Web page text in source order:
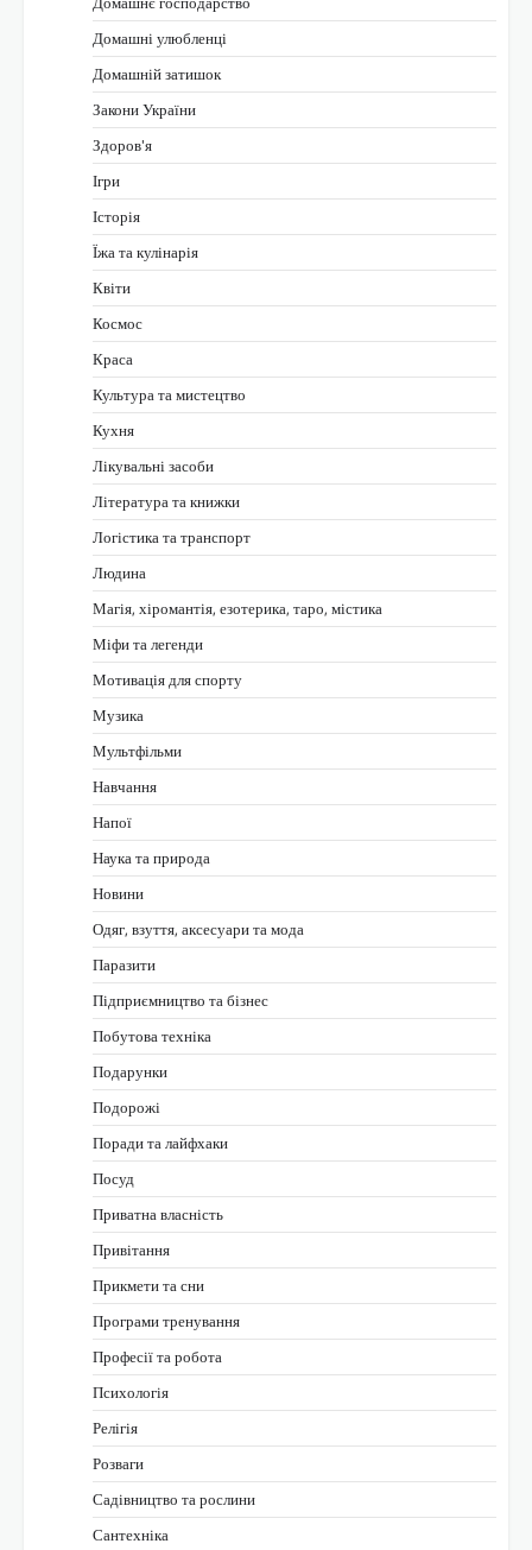
Домашні улюбленці
Домашній затишок
Закони України
Здоров'я
Ігри
Історія
Їжа та кулінарія
Квіти
Космос
Краса
Культура та мистецтво
Кухня
Лікувальні засоби
Література та книжки
Логістика та транспорт
Людина
Магія, хіромантія, езотерика, таро, містика
Міфи та легенди
Мотивація для спорту
Музика
Мультфільми
Навчання
Напої
Наука та природа
Новини
Одяг, взуття, аксесуари та мода
Паразити
Підприємництво та бізнес
Побутова техніка
Подарунки
Подорожі
Поради та лайфхаки
Посуд
Приватна власність
Привітання
Прикмети та сни
Програми тренування
Професії та робота
Психологія
Релігія
Розваги
Садівництво та рослини
Сантехніка